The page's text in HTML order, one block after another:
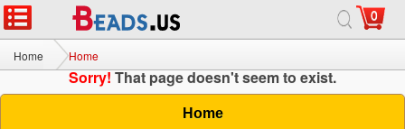
0
Home Home
Sorry!That page doesn't seem to exist.
Home